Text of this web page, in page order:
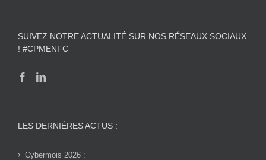
SUIVEZ NOTRE ACTUALITÉ SUR NOS RÉSEAUX SOCIAUX
! #CPMENFC
LES DERNIÈRES ACTUS :
Cybermois 2026 :